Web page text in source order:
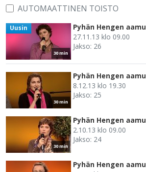
AUTOMAATTINEN TOISTO
30 min
Uusin Pyhän Hengen aamu
27.11.13 klo 09.00
Jakso: 26
30 min
Pyhän Hengen aamu
8.12.13 klo 19.30
Jakso: 25
30 min
Pyhän Hengen aamu
2.10.13 klo 09.00
Jakso: 24
Pyhän Hengen aamu